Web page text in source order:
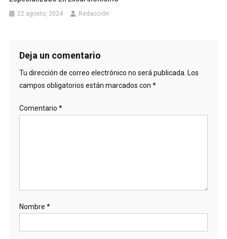
22 agosto, 2024 Redacción
Deja un comentario
Tu dirección de correo electrónico no será publicada. Los
campos obligatorios están marcados con *
Comentario *
Nombre *